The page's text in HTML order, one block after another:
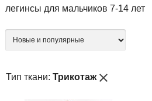
легинсы для мальчиков 7-14 лет
Тип ткани: Трикотажclose